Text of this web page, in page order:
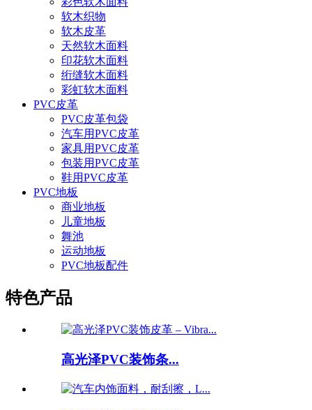
软木织物
软木皮革
天然软木面料
印花软木面料
绗缝软木面料
彩虹软木面料
PVC皮革
PVC皮革包袋
汽车用PVC皮革
家具用PVC皮革
包装用PVC皮革
鞋用PVC皮革
PVC地板
商业地板
儿童地板
舞池
运动地板
PVC地板配件
特色产品
高光泽PVC装饰条...